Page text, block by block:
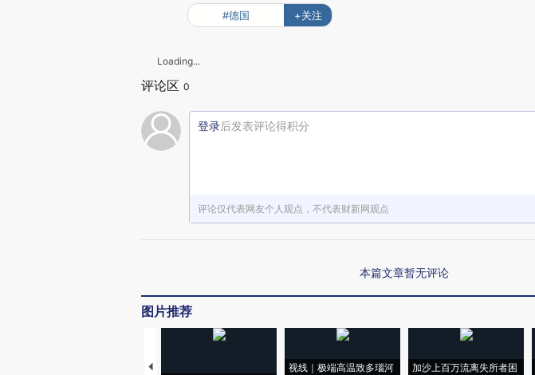
#德国 +关注
Loading...
评论区 0
登录后发表评论得积分
评论仅代表网友个人观点，不代表财新网观点
本篇文章暂无评论
图片推荐
视线｜极端高温致多瑙河
加沙上百万流离失所者困